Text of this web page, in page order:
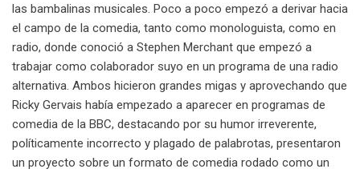
las bambalinas musicales. Poco a poco empezó a derivar hacia
el campo de la comedia, tanto como monologuista, como en
radio, donde conoció a Stephen Merchant que empezó a
trabajar como colaborador suyo en un programa de una radio
alternativa. Ambos hicieron grandes migas y aprovechando que
Ricky Gervais había empezado a aparecer en programas de
comedia de la BBC, destacando por su humor irreverente,
políticamente incorrecto y plagado de palabrotas, presentaron
un proyecto sobre un formato de comedia rodado como un